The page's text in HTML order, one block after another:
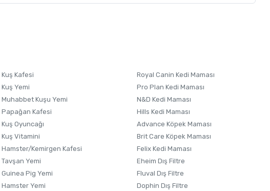
Kuş Kafesi
Kuş Yemi
Muhabbet Kuşu Yemi
Papağan Kafesi
Kuş Oyuncağı
Kuş Vitamini
Hamster/Kemirgen Kafesi
Tavşan Yemi
Guinea Pig Yemi
Hamster Yemi
Royal Canin Kedi Maması
Pro Plan Kedi Maması
N&D Kedi Maması
Hills Kedi Maması
Advance Köpek Maması
Brit Care Köpek Maması
Felix Kedi Maması
Eheim Dış Filtre
Fluval Dış Filtre
Dophin Dış Filtre